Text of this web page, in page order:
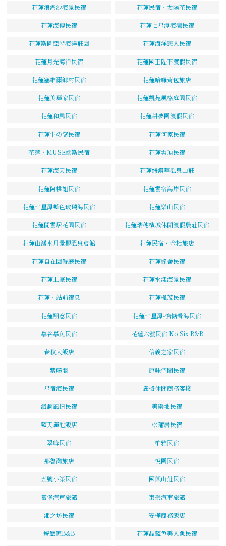
花蓮浪淘沙海景民宿 花蓮民宿‧太陽花民宿
花蓮海傳民宿 花蓮七星潭海灣民宿
花蓮斯圖亞特海洋莊園 花蓮海洋戀人民宿
花蓮月光海洋民宿 花蓮國王陛下渡假民宿
花蓮塞維爾鄉村民宿 花蓮哈囉背包旅店
花蓮美麗家民宿 花蓮凱苑風格庭園民宿
花蓮和風民宿 花蓮耕夢園渡假民宿
花蓮牛の窩民宿 花蓮何家民宿
花蓮‧MUSE繆斯民宿 花蓮雲頂民宿
花蓮海天民宿 花蓮紐澳華溫泉山莊
花蓮阿桃姐民宿 花蓮雲宿海岸民宿
花蓮七星潭藍色玻璃海民宿 花蓮樂山民宿
花蓮閒雲居花園民宿 花蓮瑞穗檳城休閒渡假農莊民宿
花蓮山灣水月景觀溫泉會館 花蓮民宿．金桔旅店
花蓮自在園餐廳民宿 花蓮綠舍民宿
花蓮上豪民宿 花蓮水漾海景民宿
花蓮‧站前宿息 花蓮楓茂民宿
花蓮翔意民宿 花蓮七星潭-惦惦看海民宿
慕谷慕魚民宿 花蓮六號民宿 No.Six B&B
春秋大飯店 信義之家民宿
紫藤閣 原味空間民宿
星宿海民宿 麗格休閒商務客棧
洄瀾風情民宿 美樂地民宿
藍天麗池飯店 松蒲居民宿
翠峰民宿 柏雅民宿
那魯灣旅店 悅園民宿
五號小築民宿 國興山莊民宿
富堡汽車旅館 東榮汽車旅館
湘之坊民宿 安樺商務飯店
遊歷家B&B 花蓮晶藍色美人魚民宿